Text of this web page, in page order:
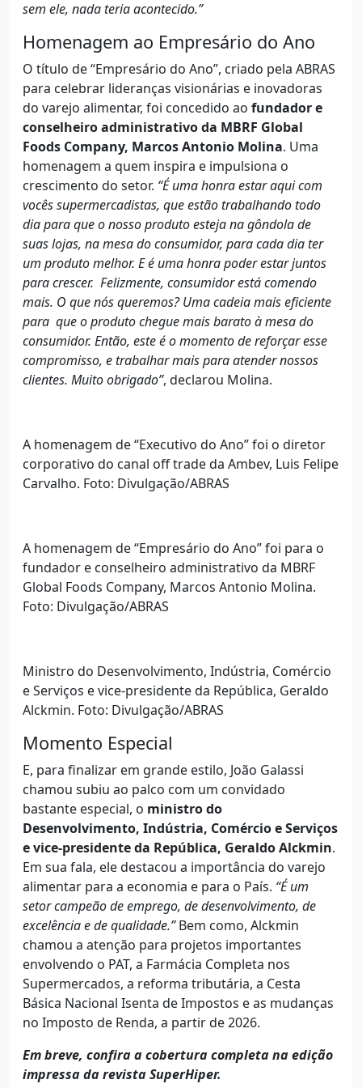
sem ele, nada teria acontecido.”
Homenagem ao Empresário do Ano
O título de “Empresário do Ano”, criado pela ABRAS
para celebrar lideranças visionárias e inovadoras
do varejo alimentar, foi concedido ao fundador e
conselheiro administrativo da MBRF Global
Foods Company, Marcos Antonio Molina. Uma
homenagem a quem inspira e impulsiona o
crescimento do setor. “É uma honra estar aqui com
vocês supermercadistas, que estão trabalhando todo
dia para que o nosso produto esteja na gôndola de
suas lojas, na mesa do consumidor, para cada dia ter
um produto melhor. E é uma honra poder estar juntos
para crescer. Felizmente, consumidor está comendo
mais. O que nós queremos? Uma cadeia mais eficiente
para que o produto chegue mais barato à mesa do
consumidor. Então, este é o momento de reforçar esse
compromisso, e trabalhar mais para atender nossos
clientes. Muito obrigado”, declarou Molina.
A homenagem de “Executivo do Ano” foi o diretor
corporativo do canal off trade da Ambev, Luis Felipe
Carvalho. Foto: Divulgação/ABRAS
A homenagem de “Empresário do Ano” foi para o
fundador e conselheiro administrativo da MBRF
Global Foods Company, Marcos Antonio Molina.
Foto: Divulgação/ABRAS
Ministro do Desenvolvimento, Indústria, Comércio
e Serviços e vice-presidente da República, Geraldo
Alckmin. Foto: Divulgação/ABRAS
Momento Especial
E, para finalizar em grande estilo, João Galassi
chamou subiu ao palco com um convidado
bastante especial, o ministro do
Desenvolvimento, Indústria, Comércio e Serviços
e vice-presidente da República, Geraldo Alckmin.
Em sua fala, ele destacou a importância do varejo
alimentar para a economia e para o País. “É um
setor campeão de emprego, de desenvolvimento, de
excelência e de qualidade.”Bem como, Alckmin
chamou a atenção para projetos importantes
envolvendo o PAT, a Farmácia Completa nos
Supermercados, a reforma tributária, a Cesta
Básica Nacional Isenta de Impostos e as mudanças
no Imposto de Renda, a partir de 2026.
Em breve, confira a cobertura completa na edição
impressa da revista SuperHiper.